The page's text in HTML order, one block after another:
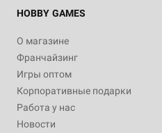
HOBBY GAMES
О магазине
Франчайзинг
Игры оптом
Корпоративные подарки
Работа у нас
Новости